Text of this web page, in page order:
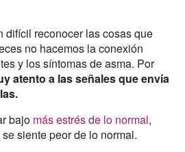
difícil reconocer las cosas que
no hacemos la conexión
y los síntomas de asma. Por
atento a las señales que envía
bajomás estrés de lo normal,
siente peor de lo normal.